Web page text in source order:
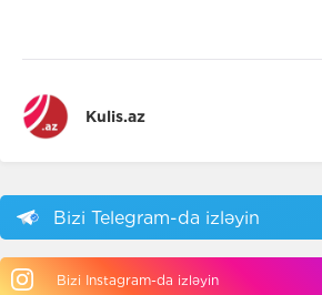
Kulis.az
Bizi Telegram-da izləyin
Bizi Instagram-da izləyin